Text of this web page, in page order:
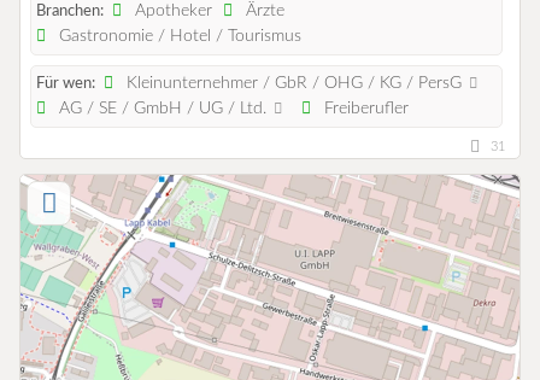
Branchen: Apotheker
Ärzte
Gastronomie / Hotel / Tourismus
Für wen:
Kleinunternehmer / GbR / OHG / KG / PersG
AG / SE / GmbH / UG / Ltd.
Freiberufler
31